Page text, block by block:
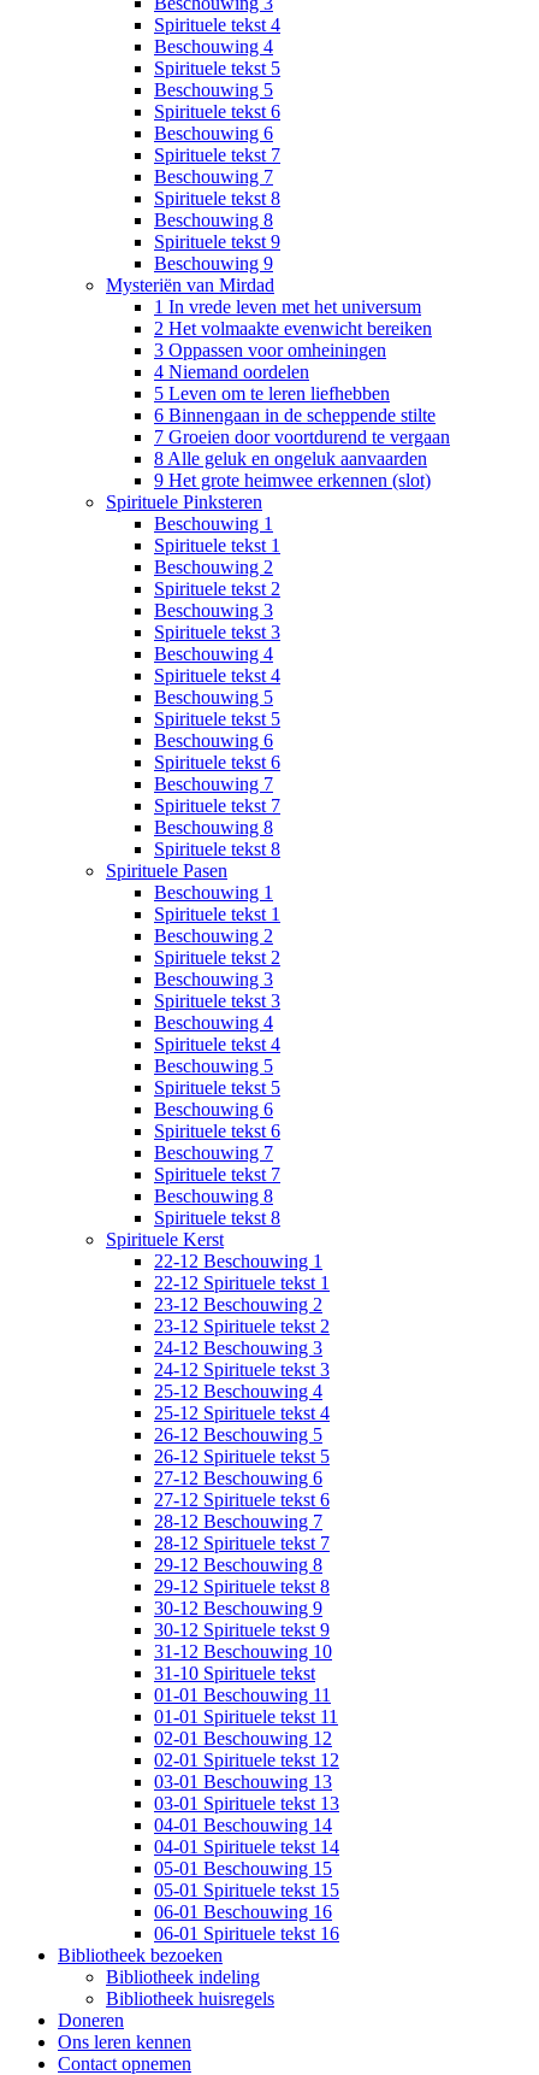
Spirituele tekst 4
Beschouwing 4
Spirituele tekst 5
Beschouwing 5
Spirituele tekst 6
Beschouwing 6
Spirituele tekst 7
Beschouwing 7
Spirituele tekst 8
Beschouwing 8
Spirituele tekst 9
Beschouwing 9
Mysteriën van Mirdad
1 In vrede leven met het universum
2 Het volmaakte evenwicht bereiken
3 Oppassen voor omheiningen
4 Niemand oordelen
5 Leven om te leren liefhebben
6 Binnengaan in de scheppende stilte
7 Groeien door voortdurend te vergaan
8 Alle geluk en ongeluk aanvaarden
9 Het grote heimwee erkennen (slot)
Spirituele Pinksteren
Beschouwing 1
Spirituele tekst 1
Beschouwing 2
Spirituele tekst 2
Beschouwing 3
Spirituele tekst 3
Beschouwing 4
Spirituele tekst 4
Beschouwing 5
Spirituele tekst 5
Beschouwing 6
Spirituele tekst 6
Beschouwing 7
Spirituele tekst 7
Beschouwing 8
Spirituele tekst 8
Spirituele Pasen
Beschouwing 1
Spirituele tekst 1
Beschouwing 2
Spirituele tekst 2
Beschouwing 3
Spirituele tekst 3
Beschouwing 4
Spirituele tekst 4
Beschouwing 5
Spirituele tekst 5
Beschouwing 6
Spirituele tekst 6
Beschouwing 7
Spirituele tekst 7
Beschouwing 8
Spirituele tekst 8
Spirituele Kerst
22-12 Beschouwing 1
22-12 Spirituele tekst 1
23-12 Beschouwing 2
23-12 Spirituele tekst 2
24-12 Beschouwing 3
24-12 Spirituele tekst 3
25-12 Beschouwing 4
25-12 Spirituele tekst 4
26-12 Beschouwing 5
26-12 Spirituele tekst 5
27-12 Beschouwing 6
27-12 Spirituele tekst 6
28-12 Beschouwing 7
28-12 Spirituele tekst 7
29-12 Beschouwing 8
29-12 Spirituele tekst 8
30-12 Beschouwing 9
30-12 Spirituele tekst 9
31-12 Beschouwing 10
31-10 Spirituele tekst
01-01 Beschouwing 11
01-01 Spirituele tekst 11
02-01 Beschouwing 12
02-01 Spirituele tekst 12
03-01 Beschouwing 13
03-01 Spirituele tekst 13
04-01 Beschouwing 14
04-01 Spirituele tekst 14
05-01 Beschouwing 15
05-01 Spirituele tekst 15
06-01 Beschouwing 16
06-01 Spirituele tekst 16
Bibliotheek bezoeken
Bibliotheek indeling
Bibliotheek huisregels
Doneren
Ons leren kennen
Contact opnemen